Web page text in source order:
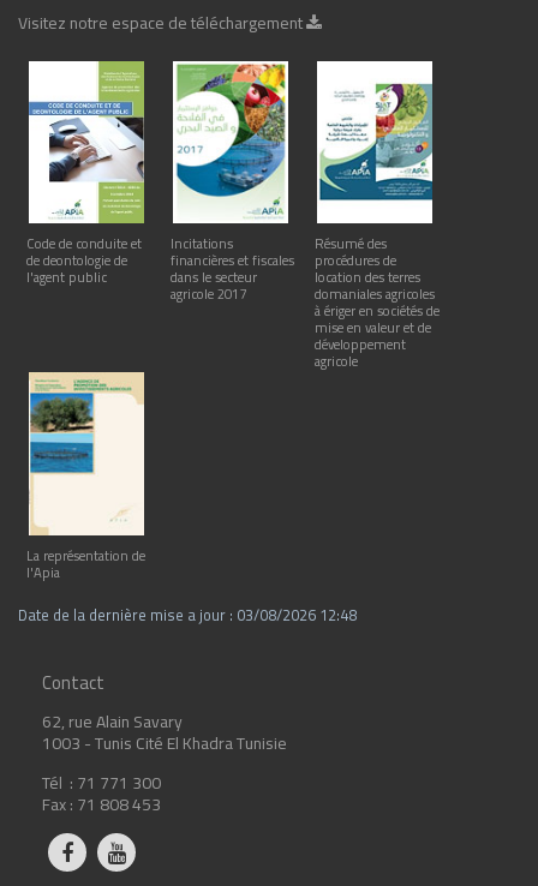
Visitez notre espace de téléchargement
Code de conduite et
de deontologie de
l'agent public
Incitations
financières et fiscales
dans le secteur
agricole 2017
Résumé des
procédures de
location des terres
domaniales agricoles
à ériger en sociétés de
mise en valeur et de
développement
agricole
La représentation de
l'Apia
Date de la dernière mise a jour : 03/08/2026 12:48
Contact
62, rue Alain Savary
1003 - Tunis Cité El Khadra Tunisie
Tél : 71 771 300
Fax : 71 808 453